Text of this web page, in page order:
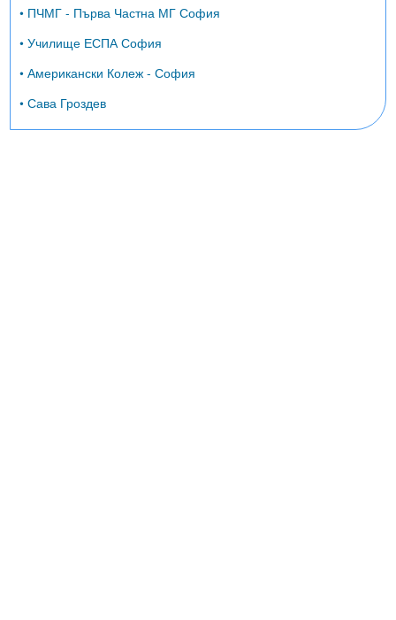
• ПЧМГ - Първа Частна МГ София
• Училище ЕСПА София
• Американски Колеж - София
• Сава Гроздев